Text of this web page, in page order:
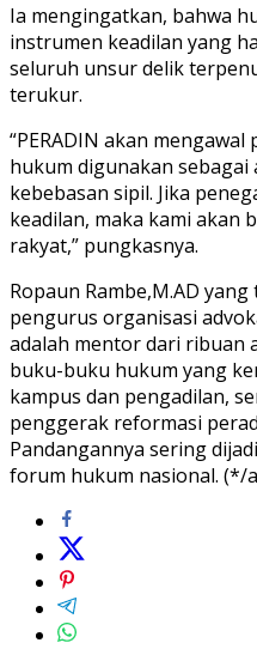
Ia mengingatkan, bahwa
instrumen keadilan yang
seluruh unsur delik
terukur.
“PERADIN akan
hukum digunakan
kebebasan sipil. Jika
keadilan, maka kami akan
rakyat,” pungkasnya.
Ropaun Rambe,M.AD
pengurus organisasi
adalah mentor dari ribuan
buku-buku hukum yang
kampus dan pengadilan,
penggerak reformasi
Pandangannya sering
forum hukum nasional. (*/